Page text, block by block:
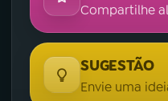
Compartilhe
SUGESTÃO
Envie uma